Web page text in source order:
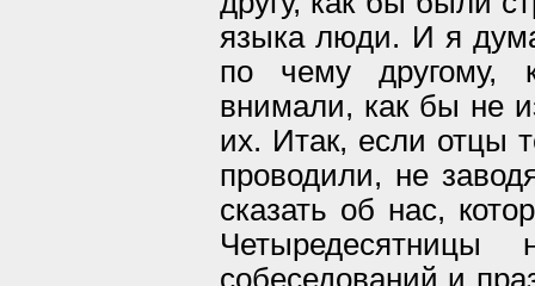
языка люди. И я
по чему другому,
внимали, как бы не
их. Итак, если отцы
проводили, не
сказать об нас,
собеседований и